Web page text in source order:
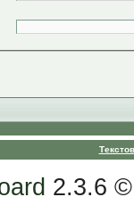
2.3.6